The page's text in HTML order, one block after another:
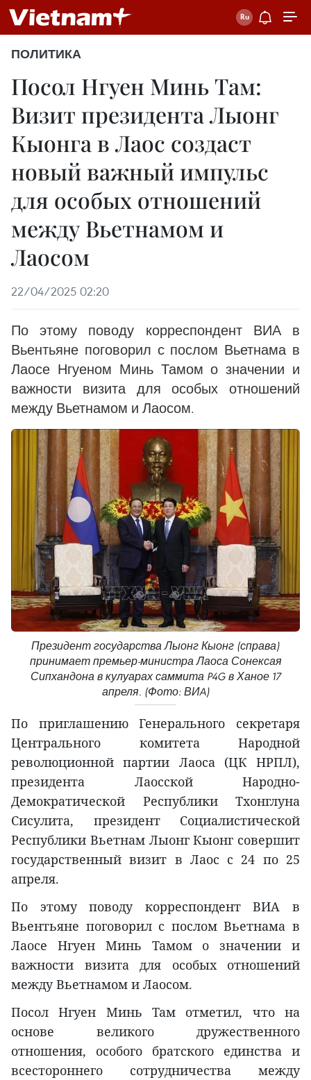
ПОЛИТИКА
Посол Нгуен Минь Там:
Визит президента Лыонг
Кыонга в Лаос создаст
новый важный импульс
для особых отношений
между Вьетнамом и
Лаосом
22/04/2025 02:20
По этому поводу корреспондент ВИА в
Вьентьяне поговорил с послом Вьетнама в
Лаосе Нгуеном Минь Тамом о значении и
важности визита для особых отношений
между Вьетнамом и Лаосом.
Президент государства Лыонг Кыонг (справа)
принимает премьер-министра Лаоса Сонексая
Сипхандона в кулуарах саммита P4G в Ханое 17
апреля. (Фото: ВИA)
По приглашению Генерального секретаря
Центрального комитета Народной
революционной партии Лаоса (ЦК НРПЛ),
президента Лаосской Народно-
Демократической Республики Тхонглуна
Сисулита, президент Социалистической
Республики Вьетнам Лыонг Кыонг совершит
государственный визит в Лаос с 24 по 25
апреля.
По этому поводу корреспондент ВИА в
Вьентьяне поговорил с послом Вьетнама в
Лаосе Нгуен Минь Тамом о значении и
важности визита для особых отношений
между Вьетнамом и Лаосом.
Посол Нгуен Минь Там отметил, что на
основе великого дружественного
отношения, особого братского единства и
всестороннего сотрудничества между